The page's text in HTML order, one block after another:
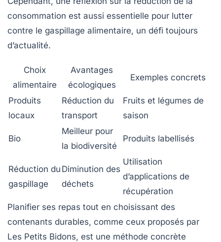
consommation est aussi essentielle pour lutter
contre le gaspillage alimentaire, un défi toujours
d’actualité.
Choix
alimentaire
Avantages
écologiques
Exemples concrets
Produits
locaux
Réduction du
transport
Fruits et légumes de
saison
Bio
Meilleur pour
la biodiversité
Produits labellisés
Réduction du
gaspillage
Diminution des
déchets
Utilisation
d’applications de
récupération
Planifier ses repas tout en choisissant des
contenants durables, comme ceux proposés par
Les Petits Bidons, est une méthode concrète